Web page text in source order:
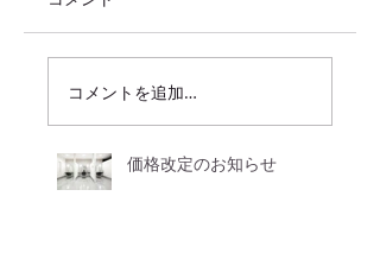
コメントを追加…
価格改定のお知らせ